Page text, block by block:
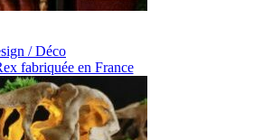
/ Déco
fabriquée en France